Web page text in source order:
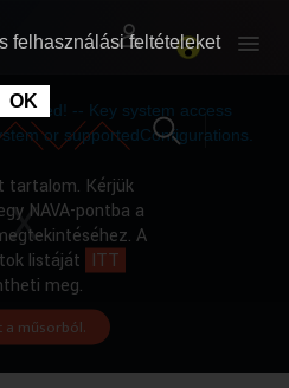
RÓLUNK
RÓLUNK
Denied! -- Key system access
or supportedConfigurations.
tartalom. Kérjük
NAVA-pontba a
A
listáját ITT
meg.
a műsorból.
felhasználási feltételeket
OK